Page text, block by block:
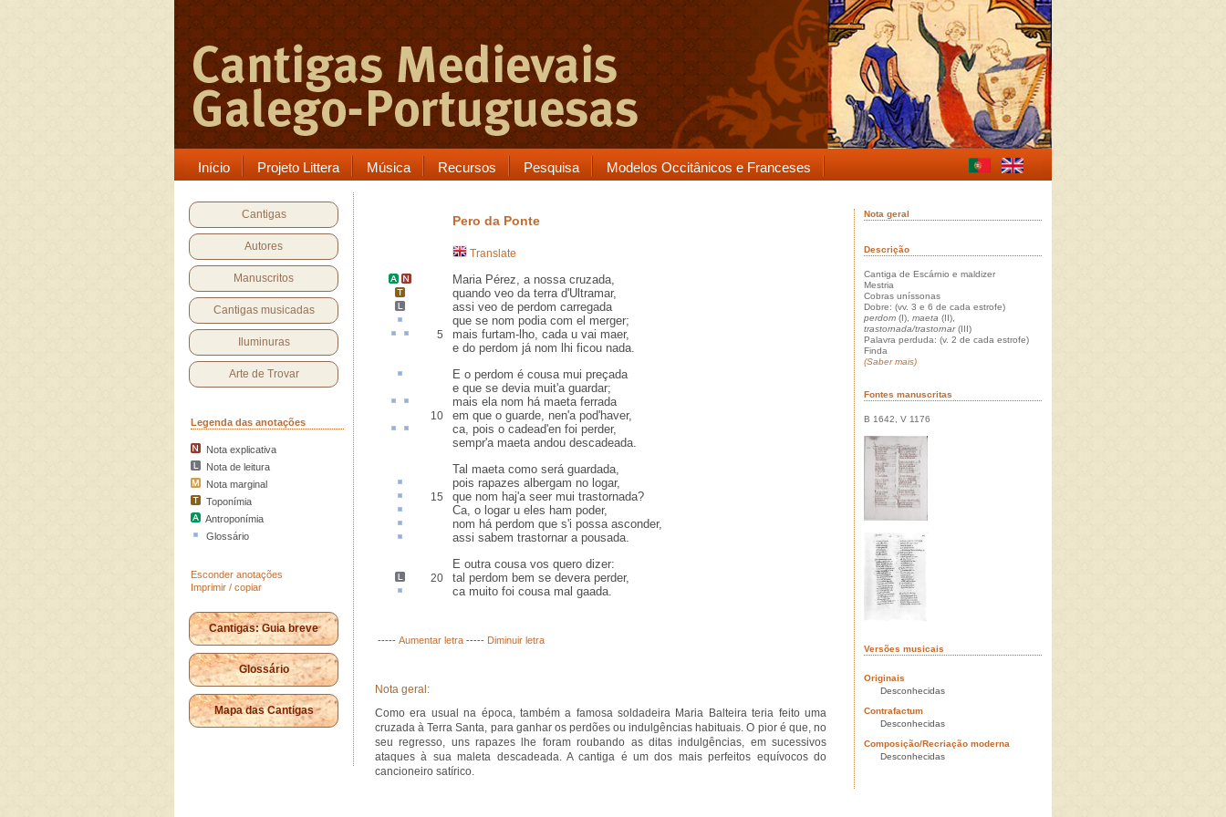
Início Projeto Littera Música Recursos Pesquisa Modelos Occitânicos e Franceses
Cantigas
Autores
Manuscritos
Cantigas musicadas
Iluminuras
Arte de Trovar
Legenda das anotações
Nota explicativa
Nota de leitura
Nota marginal
Toponímia
Antroponímia
Glossário
Esconder anotações
Imprimir / copiar
Cantigas: Guia breve
Glossário
Mapa das Cantigas
Pero da Ponte
Translate
Maria Pérez, a nossa cruzada,
quando veo da terra d'Ultramar,
assi veo de perdom carregada
que se nom podia com el merger;
5 mais furtam-lho, cada u vai maer,
e do perdom já nom lhi ficou nada.
E o perdom é cousa mui preçada
e que se devia muit'a guardar;
mais ela nom há maeta ferrada
10
em que o guarde, nen'a pod'haver,
ca, pois o cadead'en foi perder,
sempr'a maeta andou descadeada.
Tal maeta como será guardada,
pois rapazes albergam no logar,
15 que nom haj'a seer mui trastornada?
Ca, o logar u eles ham poder,
nom há perdom que s'i possa asconder,
assi sabem trastornar a pousada.
E outra cousa vos quero dizer:
20 tal perdom bem se devera perder,
ca muito foi cousa mal gaada.
----- Aumentar letra ----- Diminuir letra
Nota geral:
Como era usual na época, também a famosa soldadeira Maria Balteira teria feito uma
cruzada à Terra Santa, para ganhar os perdões ou indulgências habituais. O pior é que, no
seu regresso, uns rapazes lhe foram roubando as ditas indulgências, em sucessivos
ataques à sua maleta descadeada. A cantiga é um dos mais perfeitos equívocos do
cancioneiro satírico.
Nota geral
Descrição
Cantiga de Escárnio e maldizer
Mestria
Cobras uníssonas
Dobre: (vv. 3 e 6 de cada estrofe)
perdom (I), maeta (II),
trastornada/trastornar(III)
Palavra perduda: (v. 2 de cada estrofe)
Finda
(Saber mais)
Fontes manuscritas
B 1642, V 1176
Versões musicais
Originais
Desconhecidas
Contrafactum
Desconhecidas
Composição/Recriação moderna
Desconhecidas